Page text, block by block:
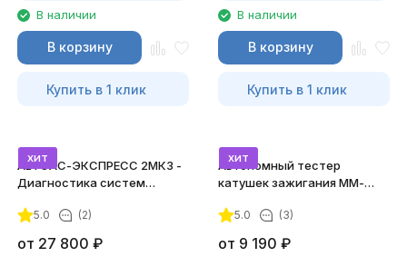
В наличии
В корзину
Купить в 1 клик
В наличии
В корзину
Купить в 1 клик
хит
АВТОАС-ЭКСПРЕСС 2МК3 -
Диагностика систем
5.0 (2)
от 27 800 ₽
хит
Автономный тестер
катушек зажигания ММ-
комплект)
5.0 (3)
от 9 190 ₽